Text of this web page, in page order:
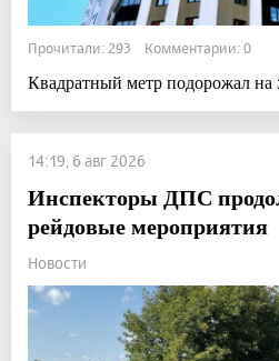
Прочитали: 293 Комментарии: 0
Квадратный метр подорожал на
14:19, 6 авг 2026
Инспекторы ДПС
рейдовые мероприятия
Новости